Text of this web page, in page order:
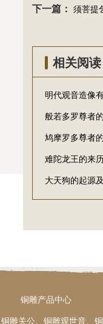
下一篇： 须菩提
相关阅读
明代观音造像
般若多罗尊者
鸠摩罗多尊者
难陀龙王的来
大天狗的起源
铜雕产品中心
雕关公、铜雕观世音、